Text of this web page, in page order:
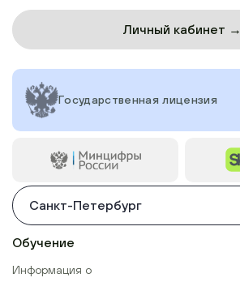
Личный кабинет →
Государственная лицензия
Санкт-Петербург
Обучение
Информация о